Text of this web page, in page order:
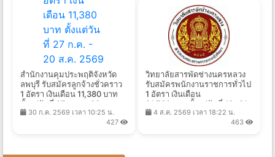
สำนักงานคุมประพฤติจังหวัด
ลพบุรี รับสมัครลูกจ้างชั่วคราว
1 อัตรา เงินเดือน 11,380 บาท
ตั้งแต่วันที่ 27 ก.ค. - 20 ส.ค.
256930 ก.ค. 2569 เวลา 10:25 น.
427
วิทยาลัยสารพัดช่างนครหลวง
รับสมัครพนักงานราชการทั่วไป
1 อัตรา เงินเดือน
21,780 บาท ตั้งแต่วันที่ 13 -21
ส.ค. 2569
4 ส.ค. 2569 เวลา 18:22 น.
463